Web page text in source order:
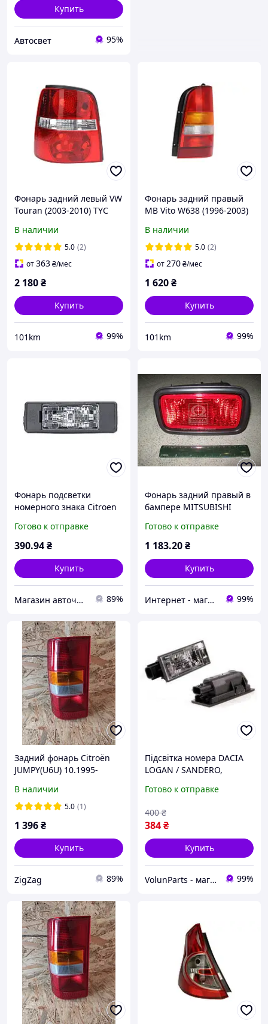
Купить
Автосвет 95%
Фонарь задний левый VW
Touran (2003-2010) TYC
В наличии
5.0 (2)
от363₴/мес
2 180₴
Купить
101km 99%
Фонарь задний правый
MB Vito W638 (1996-2003)
В наличии
5.0 (2)
от270₴/мес
1 620₴
Купить
101km 99%
Фонарь подсветки
номерного знака Citroen
2010/C5 2000-
2008/Jumpy/Scudo 07-15
Готово к отправке
390.94₴
Купить
Магазин авточехлов и аксессуаров "Barda4ek" 89%
Фонарь задний правый в
бампере MITSUBISHI
во TYC)
Готово к отправке
1 183.20₴
Купить
Интернет - магазин Автозапчасти 99%
Задний фонарь Citroën
JUMPY(U6U) 10.1995-
В наличии
5.0 (1)
1 396₴
Купить
ZigZag 89%
Підсвітка номера DACIA
LOGAN / SANDERO,
RENAULT MASTER /
150221002
Готово к отправке
384₴
400 ₴
Купить
VolunParts - магазин автозапчастин 99%